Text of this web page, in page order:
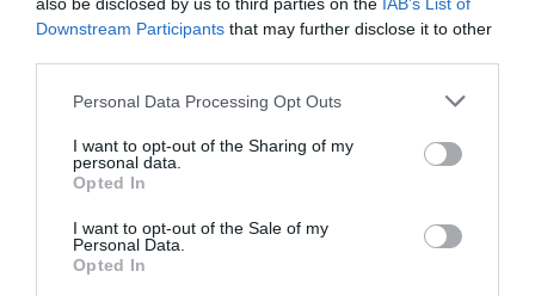
Downstream Participants that may further disclose it to other
Personal Data Processing Opt Outs
I want to opt-out of the Sharing of my
personal data.
Opted In
I want to opt-out of the Sale of my
Personal Data.
Opted In